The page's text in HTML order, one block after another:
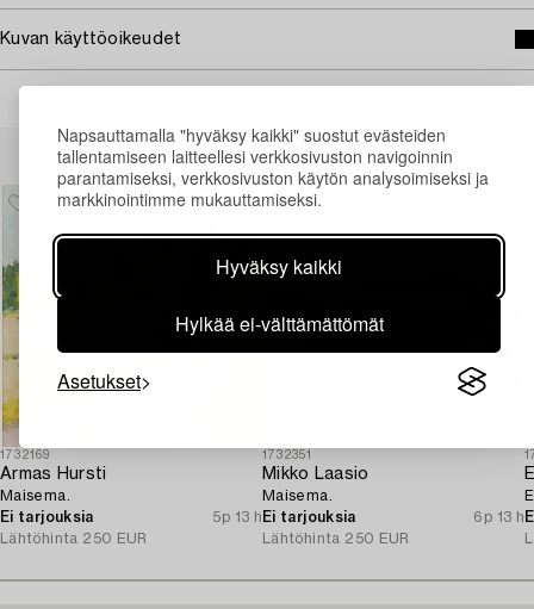
Napsauttamalla "hyväksy kaikki" suostut evästeiden
tallentamiseen laitteellesi verkkosivuston navigoinnin
parantamiseksi, verkkosivuston käytön analysoimiseksi ja
markkinointimme mukauttamiseksi.
Hyväksy kaikki
Hylkää ei-välttämättömät
Asetukset
Kuvan käyttöoikeudet
Muiden katsomia kohteita
1732169
Armas Hursti
Maisema.
Ei tarjouksia
5p 13 h
Lähtöhinta 250 EUR
1732351
Mikko Laasio
Maisema.
Ei tarjouksia
6p 13 h
Lähtöhinta 250 EUR